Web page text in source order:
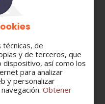
técnicas, de
y de terceros, que
así como los
para analizar
y personalizar
Obtener